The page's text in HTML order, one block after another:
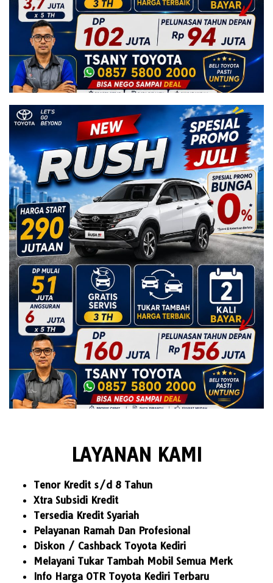
LAYANAN KAMI
Tenor Kredit s/d 8 Tahun
Xtra Subsidi Kredit
Tersedia Kredit Syariah
Pelayanan Ramah Dan Profesional
Diskon / Cashback Toyota Kediri
Melayani Tukar Tambah Mobil Semua Merk
Info Harga OTR Toyota Kediri Terbaru